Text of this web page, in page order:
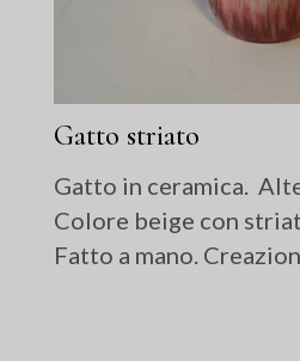
Gatto striato
Gatto in ceramica.
Colore beige con
Fatto a mano.